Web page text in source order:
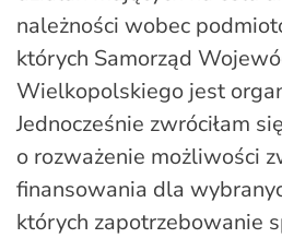
należności wobec
których Samorząd
Wielkopolskiego jest
Jednocześnie zwróciłam
o rozważenie możliwości
finansowania dla
których zapotrzebowanie